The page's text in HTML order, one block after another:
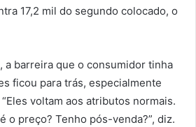
17,2 mil do segundo colocado, o
a barreira que o consumidor tinha
ficou para trás, especialmente
voltam aos atributos normais.
o preço? Tenho pós-venda?”, diz.